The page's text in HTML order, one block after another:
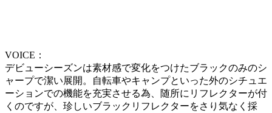
VOICE：
デビューシーズンは素材感で変化をつけたブラックのみのシ
ャープで潔い展開。自転車やキャンプといった外のシチュエ
ーションでの機能を充実させる為、随所にリフレクターが付
くのですが、珍しいブラックリフレクターをさり気なく採